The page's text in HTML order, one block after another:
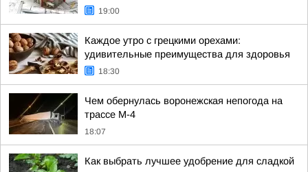
19:00
Каждое утро с грецкими орехами:
удивительные преимущества для здоровья
18:30
Чем обернулась воронежская непогода на
трассе М-4
18:07
Как выбрать лучшее удобрение для сладкой